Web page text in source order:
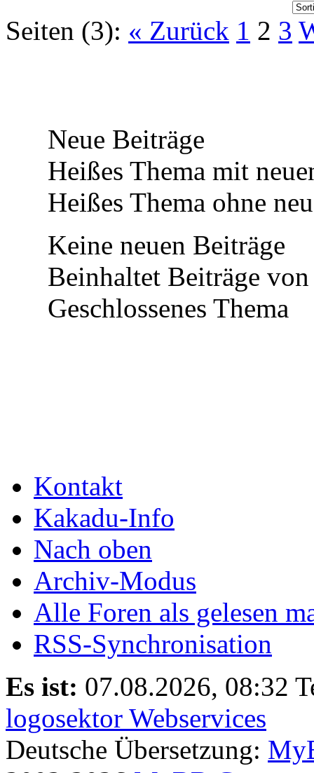
Seiten (3): « Zurück 1 2 3
Neue Beiträge
Heißes Thema mit
Heißes Thema ohne
Keine neuen Beiträge
Beinhaltet Beiträge
Geschlossenes Thema
Kontakt
Kakadu-Info
Nach oben
Archiv-Modus
Alle Foren als gelesen
RSS-Synchronisation
Es ist: 07.08.2026, 08:32
logosektor Webservices
Deutsche Übersetzung: